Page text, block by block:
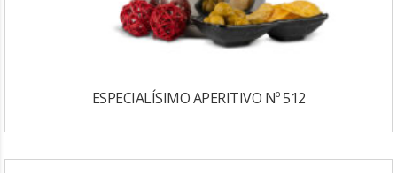
ESPECIALÍSIMO APERITIVO Nº 512